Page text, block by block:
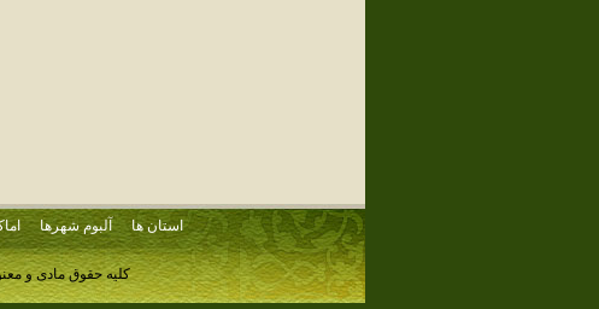
استان ها آلبوم شهرها
کلیه حقوق مادی و